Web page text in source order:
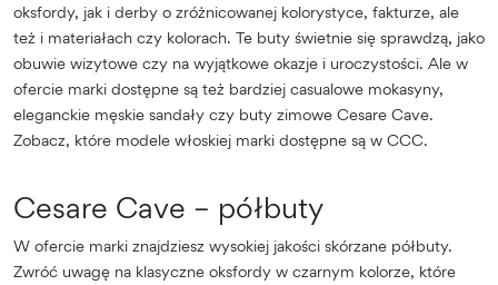
oksfordy, jak i derby o zróżnicowanej kolorystyce, fakturze, ale
też i materiałach czy kolorach. Te buty świetnie się sprawdzą, jako
obuwie wizytowe czy na wyjątkowe okazje i uroczystości. Ale w
ofercie marki dostępne są też bardziej casualowe mokasyny,
eleganckie męskie sandały czy buty zimowe Cesare Cave.
Zobacz, które modele włoskiej marki dostępne są w CCC.
Cesare Cave – półbuty
W ofercie marki znajdziesz wysokiej jakości skórzane półbuty.
Zwróć uwagę na klasyczne oksfordy w czarnym kolorze, które